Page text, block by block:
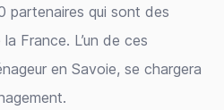
partenaires qui sont des
France. L’un de ces
en Savoie, se chargera